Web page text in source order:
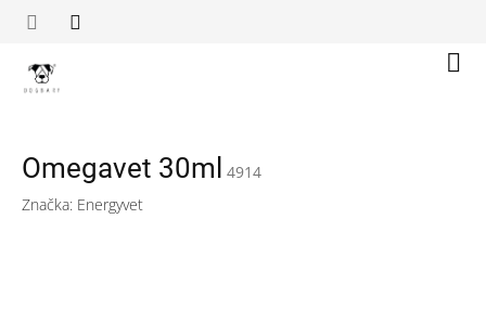
Omegavet 30ml
4914
Značka: Energyvet